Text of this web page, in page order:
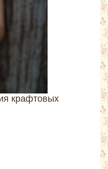
крафтовых